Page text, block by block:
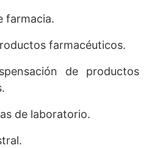
farmacia.
farmacéuticos.
de productos
de laboratorio.